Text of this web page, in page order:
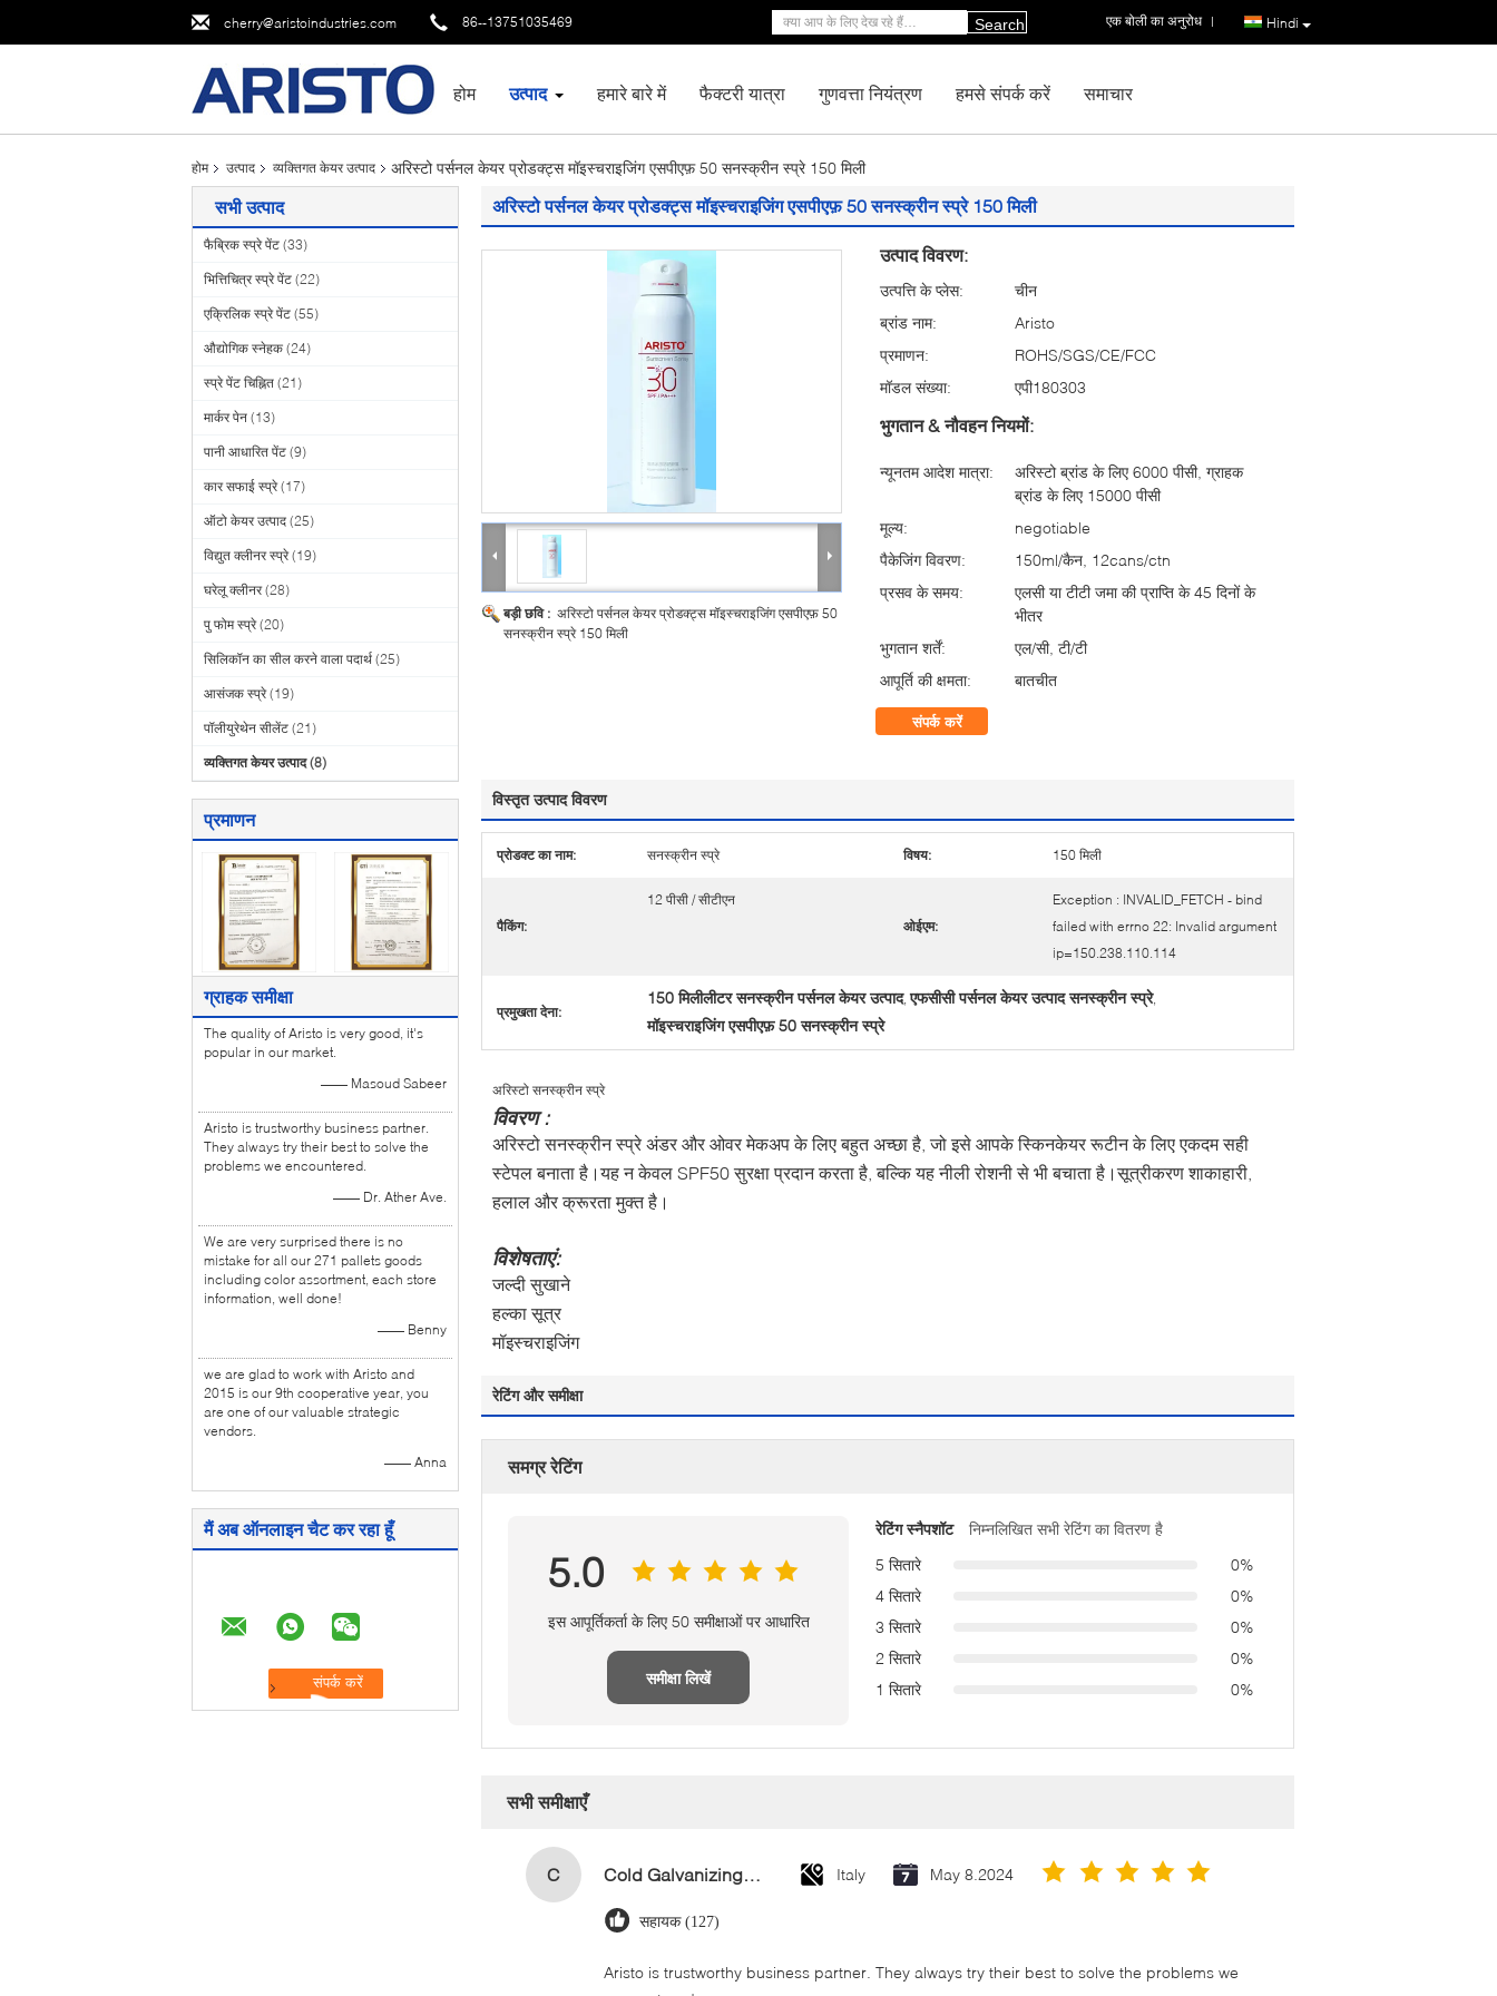
cherry@aristoindustries.com 86--13751035469 Hindi
एक बोली का अनुरोध |
Search
होम उत्पाद हमारे बारे में फैक्टरी यात्रा गुणवत्ता नियंत्रण हमसे संपर्क करें समाचार
होम उत्पाद व्यक्तिगत केयर उत्पाद अरिस्टो पर्सनल केयर प्रोडक्ट्स मॉइस्चराइजिंग एसपीएफ़ 50 सनस्क्रीन स्प्रे 150 मिली
सभी उत्पाद
फैब्रिक स्प्रे पेंट (33)
भित्तिचित्र स्प्रे पेंट (22)
एक्रिलिक स्प्रे पेंट (55)
औद्योगिक स्नेहक (24)
स्प्रे पेंट चिह्नित (21)
मार्कर पेन (13)
पानी आधारित पेंट (9)
कार सफाई स्प्रे (17)
ऑटो केयर उत्पाद (25)
विद्युत क्लीनर स्प्रे (19)
घरेलू क्लीनर (28)
पु फोम स्प्रे (20)
सिलिकॉन का सील करने वाला पदार्थ (25)
आसंजक स्प्रे (19)
पॉलीयुरेथेन सीलेंट (21)
व्यक्तिगत केयर उत्पाद (8)
प्रमाणन
ग्राहक समीक्षा
The quality of Aristo is very good, it's
popular in our market.
—— Masoud Sabeer
Aristo is trustworthy business partner.
They always try their best to solve the
problems we encountered.
—— Dr. Ather Ave.
We are very surprised there is no
mistake for all our 271 pallets goods
including color assortment, each store
information, well done!
—— Benny
we are glad to work with Aristo and
2015 is our 9th cooperative year, you
are one of our valuable strategic
vendors.
—— Anna
मैं अब ऑनलाइन चैट कर रहा हूँ
अरिस्टो पर्सनल केयर प्रोडक्ट्स मॉइस्चराइजिंग एसपीएफ़ 50 सनस्क्रीन स्प्रे 150 मिली
बड़ी छवि : अरिस्टो पर्सनल केयर प्रोडक्ट्स मॉइस्चराइजिंग एसपीएफ़ 50
सनस्क्रीन स्प्रे 150 मिली
उत्पाद विवरण:
उत्पत्ति के प्लेस:
चीन
ब्रांड नाम:
Aristo
प्रमाणन:
ROHS/SGS/CE/FCC
मॉडल संख्या:
एपी180303
भुगतान & नौवहन नियमों:
न्यूनतम आदेश मात्रा:
अरिस्टो ब्रांड के लिए 6000 पीसी, ग्राहक
ब्रांड के लिए 15000 पीसी
मूल्य:
negotiable
पैकेजिंग विवरण:
150ml/कैन, 12cans/ctn
प्रसव के समय:
एलसी या टीटी जमा की प्राप्ति के 45 दिनों के
भीतर
भुगतान शर्तें:
एल/सी, टी/टी
आपूर्ति की क्षमता:
बातचीत
संपर्क करें
विस्तृत उत्पाद विवरण
प्रोडक्ट का नाम: सनस्क्रीन स्प्रे विषय: 150 मिली
पैकिंग:
12 पीसी / सीटीएन
ओईएम:
Exception : INVALID_FETCH - bind
failed with errno 22: Invalid argument
ip=150.238.110.114
प्रमुखता देना:
150 मिलीलीटर सनस्क्रीन पर्सनल केयर उत्पाद,एफसीसी पर्सनल केयर उत्पाद सनस्क्रीन स्प्रे,
मॉइस्चराइजिंग एसपीएफ़ 50 सनस्क्रीन स्प्रे
अरिस्टो सनस्क्रीन स्प्रे
विवरण :
अरिस्टो सनस्क्रीन स्प्रे अंडर और ओवर मेकअप के लिए बहुत अच्छा है, जो इसे आपके स्किनकेयर रूटीन के लिए एकदम सही
स्टेपल बनाता है।यह न केवल SPF50 सुरक्षा प्रदान करता है, बल्कि यह नीली रोशनी से भी बचाता है।सूत्रीकरण शाकाहारी,
हलाल और क्रूरता मुक्त है।
विशेषताएं:
जल्दी सुखाने
हल्का सूत्र
मॉइस्चराइजिंग
रेटिंग और समीक्षा
समग्र रेटिंग
5.0
इस आपूर्तिकर्ता के लिए 50 समीक्षाओं पर आधारित
समीक्षा लिखें
रेटिंग स्नैपशॉट
निम्नलिखित सभी रेटिंग का वितरण है
5 सितारे
0%
4 सितारे
0%
3 सितारे
0%
2 सितारे
0%
1 सितारे
0%
सभी समीक्षाएँ
C Cold Galvanizing Zinc Spray Paint 400ml Italy May 8.2024
सहायक (127)
Aristo is trustworthy business partner. They always try their best to solve the problems we